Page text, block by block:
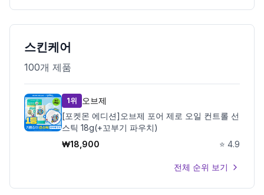
스킨케어
100개 제품
1위
오브제
[포켓몬 에디션]오브제 포어 제로 오일 컨트롤 선
스틱 18g(+꼬부기 파우치)
₩18,900 ⭐ 4.9
전체 순위 보기